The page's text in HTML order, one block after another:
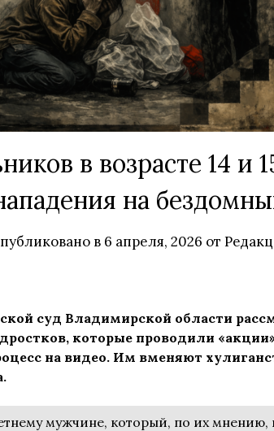
в возрасте 14 и
на
в 6 апреля, 2026 от
суд Владимирской области
которые проводили
на видео. Им вменяют
мужчине, который, по их мнению,